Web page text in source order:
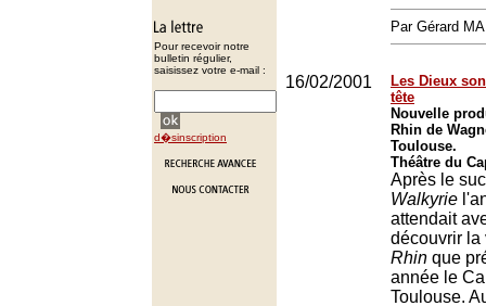
Pour recevoir notre
bulletin régulier,
saisissez votre e-mail :
d�sinscription
Par Gérard
16/02/2001
Les Dieux
tête
Nouvelle
Rhin de
Toulouse.
Théâtre du
Après le
Walkyrie
attendait
découvrir
Rhin que
année le
Toulouse.